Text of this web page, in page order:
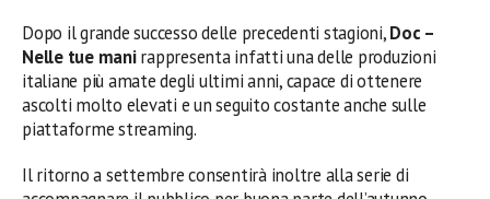
Dopo il grande successo delle precedenti stagioni,Doc –
Nelle tue manirappresenta infatti una delle produzioni
italiane più amate degli ultimi anni, capace di ottenere
ascolti molto elevati e un seguito costante anche sulle
piattaforme streaming.
Il ritorno a settembre consentirà inoltre alla serie di